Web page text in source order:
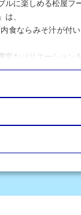
に楽しめる松屋フ
、
食ならみそ汁が付
富なバリエーション